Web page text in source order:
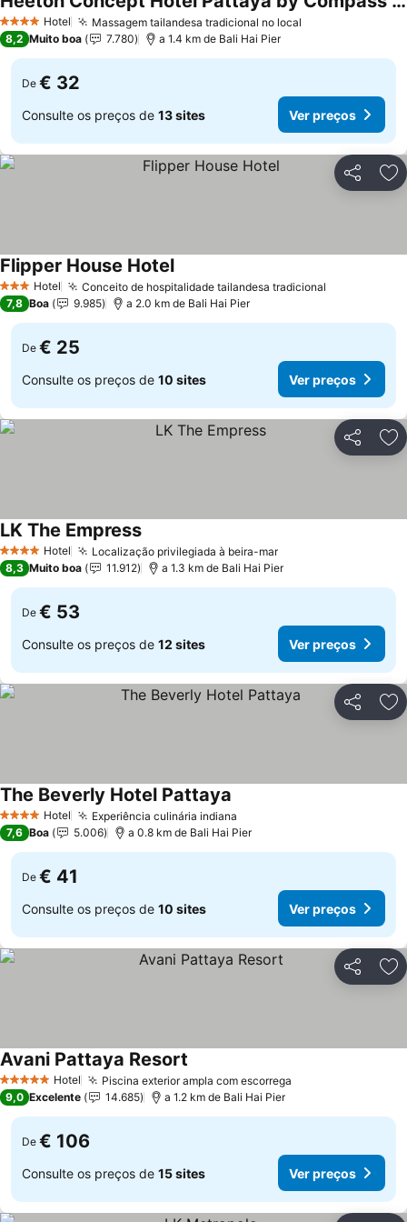
4 EstrelasHotel Massagem tailandesa tradicional no local
Ver preços
8,2 Muito boa 7.780 a 1.4 km de Bali Hai Pier
De € 32
Consulte os preços de 13 sites Ver preços
Partilhar
3 EstrelasHotel Conceito de hospitalidade tailandesa tradicional
Flipper House HotelVer preços
7,8 Boa 9.985 a 2.0 km de Bali Hai Pier
De € 25
Consulte os preços de 10 sites Ver preços
Partilhar
4 EstrelasHotel Localização privilegiada à beira-marVer preços
LK The EmpressVer preços
8,3 Muito boa 11.912 a 1.3 km de Bali Hai Pier
De € 53
Consulte os preços de 12 sites Ver preços
Partilhar
4 EstrelasHotel Experiência culinária indiana
The Beverly Hotel Pattaya
7,6 Boa 5.006 a 0.8 km de Bali Hai Pier
De € 41
Consulte os preços de 10 sites Ver preços
Partilhar
5 Estrelas Hotel Piscina exterior ampla com escorrega
Avani Pattaya Resort
9,0 Excelente 14.685 a 1.2 km de Bali Hai Pier
De € 106
Consulte os preços de 15 sites Ver preços